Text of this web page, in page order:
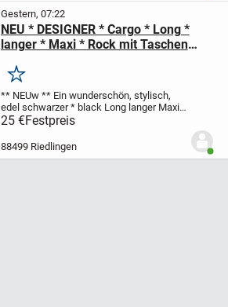
Gestern, 07:22
NEU * DESIGNER * Cargo * Long *
langer * Maxi * Rock mit Taschen
* Gothic *
Merken
** NEUw ** Ein wunderschön, stylisch,
edel schwarzer * black Long langer Maxi
Cargo * ROCKmit Taschen
Größe 34- 36/ XS- S
cmBundweite: ca. 72 cm
25 €Festpreis
88499 Riedlingen